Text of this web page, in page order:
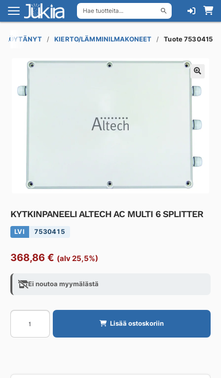
Hae tuotteita...
Siirry
navigointiin
Siirry
sisältöön
LÖYTÄNYT KIERTO/LÄMMINILMAKONEET Tuote 7530415
KYTKINPANEELI ALTECH AC MULTI 6 SPLITTER
LVI 7530415
368,86 € (alv 25,5%)
Ei noutoa myymälästä
KYTKINPANEELI
ALTECH
AC
Lisää ostoskoriin